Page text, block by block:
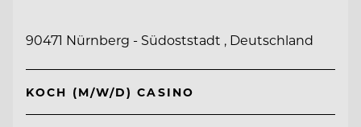
90471 Nürnberg - Südoststadt , Deutschland
KOCH (M/W/D) CASINO